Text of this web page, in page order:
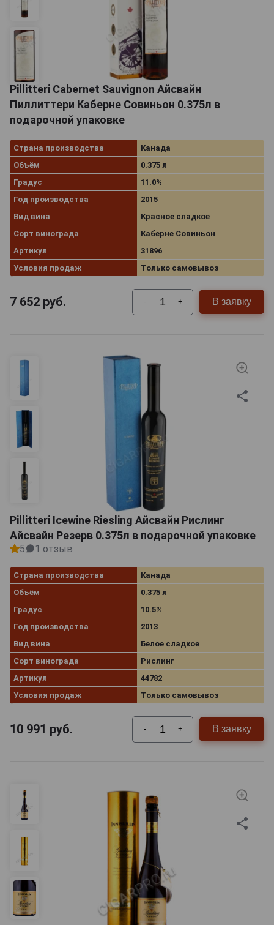
Pillitteri Cabernet Sauvignon Айсвайн
Пиллиттери Каберне Совиньон 0.375л в
подарочной упаковке
Страна производства
Канада
Объём
0.375 л
Градус
11.0%
Год производства
2015
Вид вина
Красное сладкое
Сорт винограда
Каберне Совиньон
Артикул
31896
Условия продаж
Только самовывоз
7 652 руб. - + В заявку
Pillitteri Icewine Riesling Айсвайн Рислинг
Айсвайн Резерв 0.375л в подарочной упаковке
5 1 отзыв
Страна производства
Канада
Объём
0.375 л
Градус
10.5%
Год производства
2013
Вид вина
Белое сладкое
Сорт винограда
Рислинг
Артикул
44782
Условия продаж
Только самовывоз
10 991 руб. - + В заявку